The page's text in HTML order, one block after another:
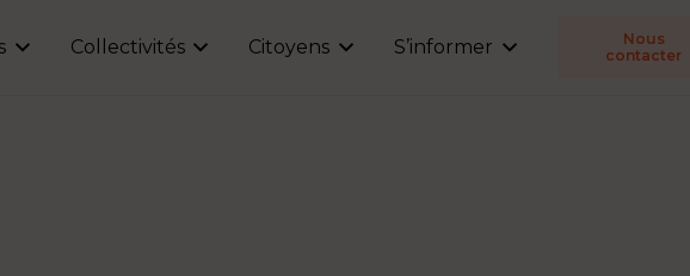
Collectivités Citoyens S’informer
Nous
contacter